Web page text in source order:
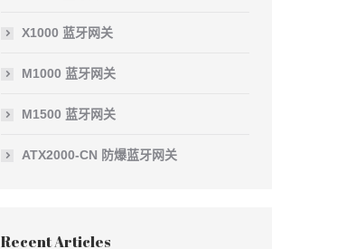
X1000 蓝牙网关
M1000 蓝牙网关
M1500 蓝牙网关
ATX2000-CN 防爆蓝牙网关
Recent Articles